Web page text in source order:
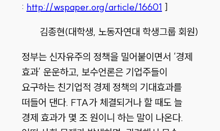
: http://wspaper.org/article/16601 ]
김종현(대학생, 노동자연대 학생그룹 회원)
정부는 신자유주의 정책을 밀어붙이면서 ‘경제
효과’ 운운하고, 보수언론은 기업주들이
요구하는 친기업적 경제 정책의 기대효과를
떠들어 댄다. FTA가 체결되거나 할 때도 늘
경제 효과가 몇 조 원이니 하는 말이 나온다.